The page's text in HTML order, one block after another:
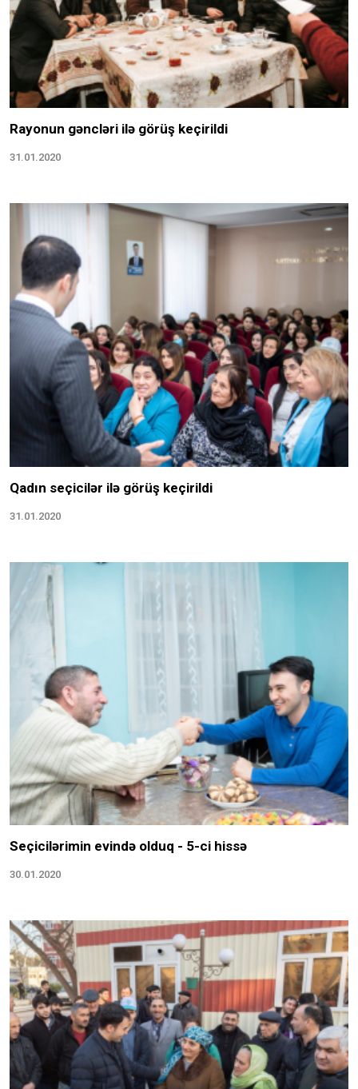
Rayonun gəncləri ilə görüş keçirildi
31.01.2020
Qadın seçicilər ilə görüş keçirildi
31.01.2020
Seçicilərimin evində olduq - 5-ci hissə
30.01.2020